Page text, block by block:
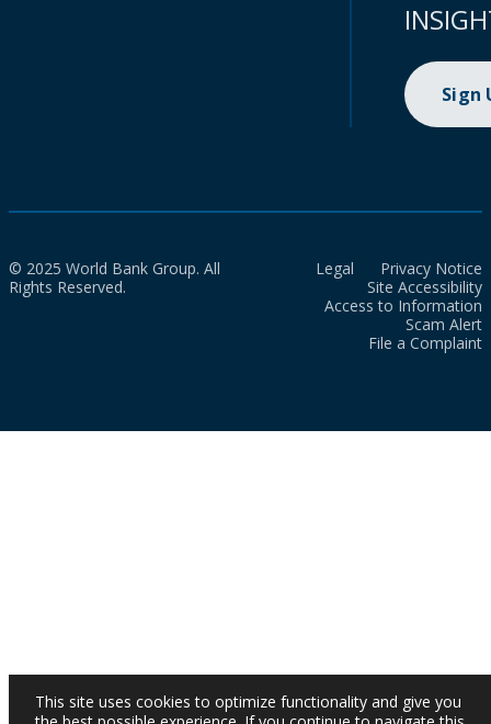
Sign
© 2025 World Bank Group. All
Rights Reserved.
Legal
Privacy Notice
Site Accessibility
Access to Information
Scam Alert
File a Complaint
This site uses cookies to optimize functionality and give you